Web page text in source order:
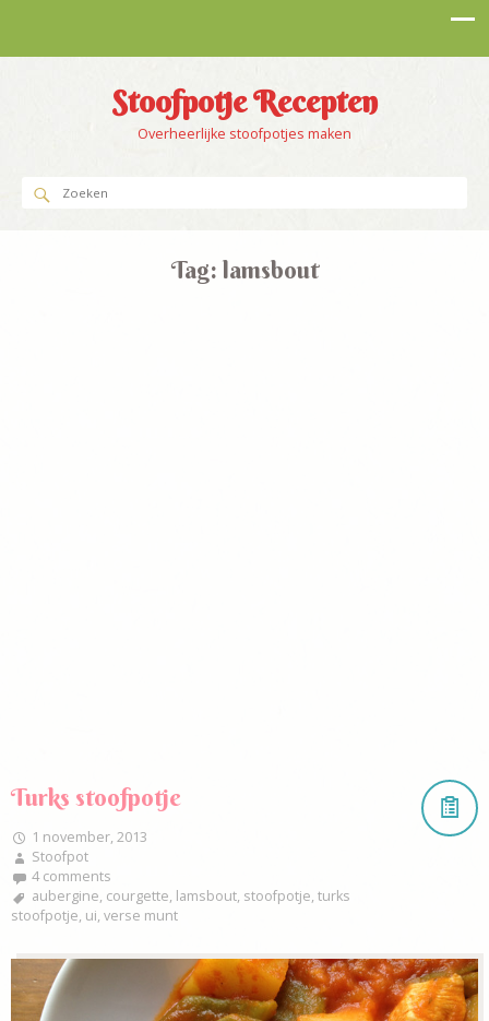
Stoofpotje Recepten
Overheerlijke stoofpotjes maken
Tag: lamsbout
Turks stoofpotje
1 november, 2013
Stoofpot
4 comments
aubergine, courgette, lamsbout, stoofpotje, turks
stoofpotje, ui, verse munt